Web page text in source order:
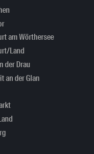
am Wörthersee
Land
der Drau
an der Glan